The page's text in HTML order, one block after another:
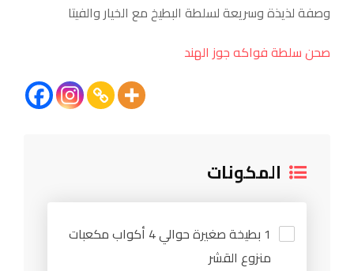
وصفة لذيذة وسريعة لسلطة البطيخ مع الخيار والفيتا
صحن سلطة فواكه جوز الهند
المكونات
1 بطيخة صغيرة حوالي 4 أكواب مكعبات
منزوع القشر